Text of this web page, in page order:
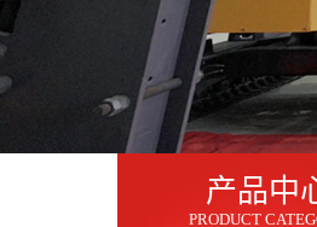
产品中
PRODUCT